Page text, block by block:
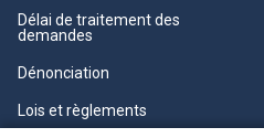
Délai de traitement des
demandes
Dénonciation
Lois et règlements